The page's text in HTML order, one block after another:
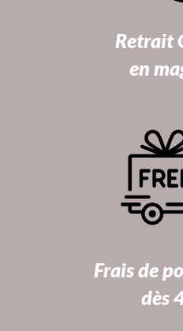
Retrait
en
Frais de
dès